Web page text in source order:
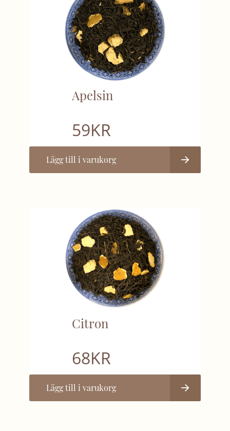
Apelsin
59KR
Lägg till i varukorg
Citron
68KR
Lägg till i varukorg